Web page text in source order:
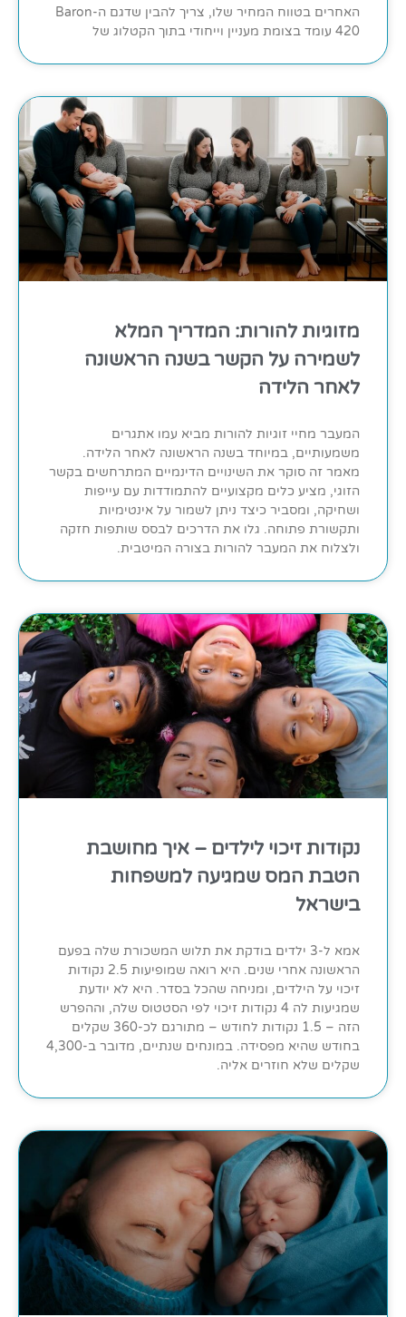
האחרים בטווח המחיר שלו, צריך להבין שדגם ה-Baron
420 עומד בצומת מעניין וייחודי בתוך הקטלוג של
מזוגיות להורות: המדריך המלא
לשמירה על הקשר בשנה הראשונה
לאחר הלידה
המעבר מחיי זוגיות להורות מביא עמו אתגרים
משמעותיים, במיוחד בשנה הראשונה לאחר הלידה.
מאמר זה סוקר את השינויים הדינמיים המתרחשים בקשר
הזוגי, מציע כלים מקצועיים להתמודדות עם עייפות
ושחיקה, ומסביר כיצד ניתן לשמור על אינטימיות
ותקשורת פתוחה. גלו את הדרכים לבסס שותפות חזקה
ולצלוח את המעבר להורות בצורה המיטבית.
נקודות זיכוי לילדים – איך מחושבת
הטבת המס שמגיעה למשפחות
בישראל
אמא ל-3 ילדים בודקת את תלוש המשכורת שלה בפעם
הראשונה אחרי שנים. היא רואה שמופיעות 2.5 נקודות
זיכוי על הילדים, ומניחה שהכל בסדר. היא לא יודעת
שמגיעות לה 4 נקודות זיכוי לפי הסטטוס שלה, וההפרש
הזה – 1.5 נקודות לחודש – מתורגם לכ-360 שקלים
בחודש שהיא מפסידה. במונחים שנתיים, מדובר ב-4,300
שקלים שלא חוזרים אליה.